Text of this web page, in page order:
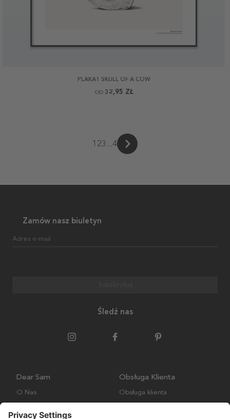
PLAKAT SKULL OF A COW
OD 32,95 ZŁ
1 23 ...4
Zamów nasz biuletyn
Adres e-mail
Śledź nas
Dear Sam
O Nas
Obsługa Klienta
Obsługa klienta